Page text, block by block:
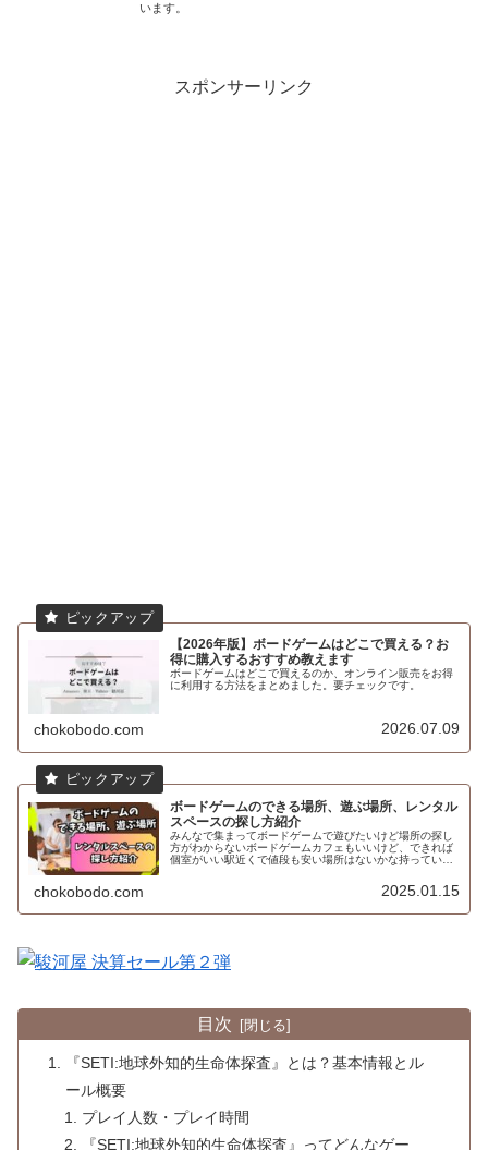
います。
スポンサーリンク
【2026年版】ボードゲームはどこで買える？お
得に購入するおすすめ教えます
ボードゲームはどこで買えるのか、オンライン販売をお得
に利用する方法をまとめました。要チェックです。
chokobodo.com 2026.07.09
ボードゲームのできる場所、遊ぶ場所、レンタル
スペースの探し方紹介
みんなで集まってボードゲームで遊びたいけど場所の探し
方がわからないボードゲームカフェもいいけど、できれば
個室がいい駅近くで値段も安い場所はないかな持っている
chokobodo.com 2025.01.15
目次
『SETI:地球外知的生命体探査』とは？基本情報とル
ール概要
プレイ人数・プレイ時間
『SETI:地球外知的生命体探査』ってどんなゲー